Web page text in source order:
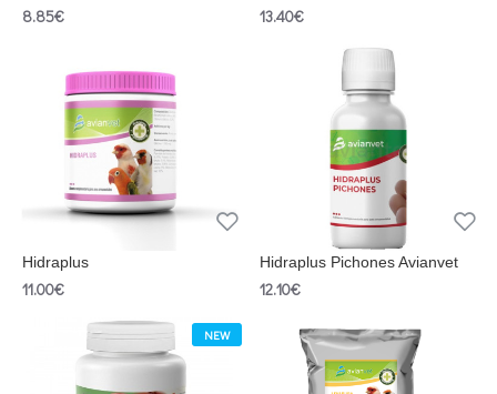
8.85€ 13.40€
Hidraplus
11.00€
Hidraplus Pichones Avianvet
12.10€
NEW